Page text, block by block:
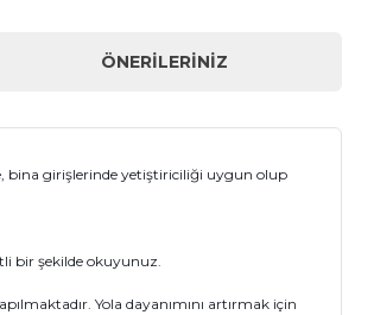
ÖNERILERINIZ
bina girişlerinde yetiştiriciliği uygun olup
bir şekilde okuyunuz.
Yola dayanımını artırmak için